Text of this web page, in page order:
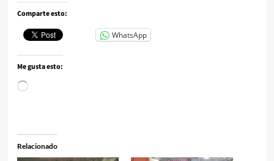
Comparte esto:
WhatsApp
Me gusta esto:
Cargando...
Relacionado